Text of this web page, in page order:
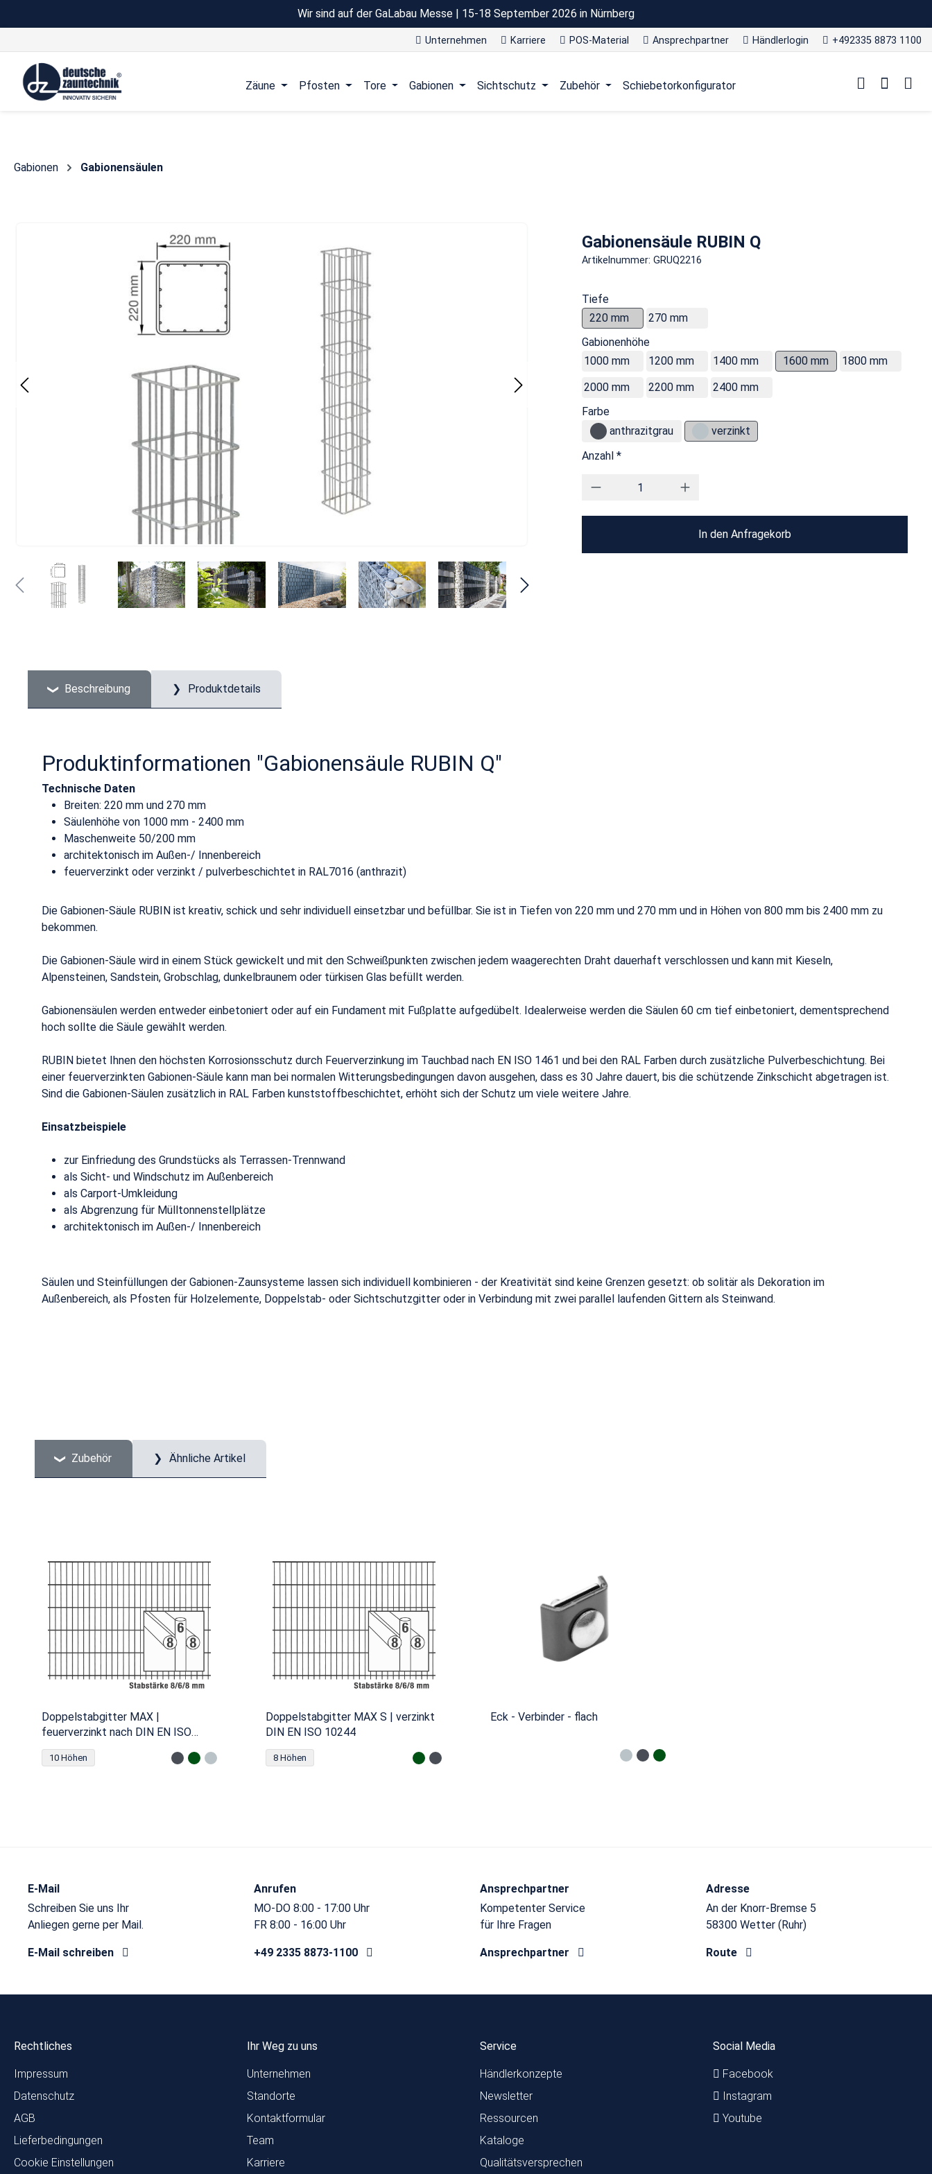
Wir sind auf der GaLabau Messe | 15-18 September 2026 in Nürnberg
Unternehmen Karriere POS-Material Ansprechpartner Händlerlogin +492335 8873 1100
Zäune Pfosten Tore Gabionen Sichtschutz Zubehör Schiebetorkonfigurator
Gabionen Gabionensäulen
Gabionensäule RUBIN Q
Artikelnummer: GRUQ2216
Tiefe
220 mm
270 mm
Gabionenhöhe
1000 mm
1200 mm 1400 mm 1600 mm
1800 mm
2000 mm
2200 mm
2400 mm
Farbe
anthrazitgrau
verzinkt
Anzahl *
In den Anfragekorb
Beschreibung Produktdetails
Produktinformationen "Gabionensäule RUBIN Q"
Technische Daten
Breiten: 220 mm und 270 mm
Säulenhöhe von 1000 mm - 2400 mm
Maschenweite 50/200 mm
architektonisch im Außen-/ Innenbereich
feuerverzinkt oder verzinkt / pulverbeschichtet in RAL7016 (anthrazit)
Die Gabionen-Säule RUBIN ist kreativ, schick und sehr individuell einsetzbar und befüllbar. Sie ist in Tiefen von 220 mm und 270 mm und in Höhen von 800 mm bis 2400 mm zu
bekommen.
Die Gabionen-Säule wird in einem Stück gewickelt und mit den Schweißpunkten zwischen jedem waagerechten Draht dauerhaft verschlossen und kann mit Kieseln,
Alpensteinen, Sandstein, Grobschlag, dunkelbraunem oder türkisen Glas befüllt werden.
Gabionensäulen werden entweder einbetoniert oder auf ein Fundament mit Fußplatte aufgedübelt. Idealerweise werden die Säulen 60 cm tief einbetoniert, dementsprechend
hoch sollte die Säule gewählt werden.
RUBIN bietet Ihnen den höchsten Korrosionsschutz durch Feuerverzinkung im Tauchbad nach EN ISO 1461 und bei den RAL Farben durch zusätzliche Pulverbeschichtung. Bei
einer feuerverzinkten Gabionen-Säule kann man bei normalen Witterungsbedingungen davon ausgehen, dass es 30 Jahre dauert, bis die schützende Zinkschicht abgetragen ist.
Sind die Gabionen-Säulen zusätzlich in RAL Farben kunststoffbeschichtet, erhöht sich der Schutz um viele weitere Jahre.
Einsatzbeispiele
zur Einfriedung des Grundstücks als Terrassen-Trennwand
als Sicht- und Windschutz im Außenbereich
als Carport-Umkleidung
als Abgrenzung für Mülltonnenstellplätze
architektonisch im Außen-/ Innenbereich
Säulen und Steinfüllungen der Gabionen-Zaunsysteme lassen sich individuell kombinieren - der Kreativität sind keine Grenzen gesetzt: ob solitär als Dekoration im
Außenbereich, als Pfosten für Holzelemente, Doppelstab- oder Sichtschutzgitter oder in Verbindung mit zwei parallel laufenden Gittern als Steinwand.
Zubehör Ähnliche Artikel
Doppelstabgitter MAX |
feuerverzinkt nach DIN EN ISO
1461
10 Höhen
Doppelstabgitter MAX S | verzinkt
DIN EN ISO 10244
8 Höhen
Eck - Verbinder - flach
E-Mail
Schreiben Sie uns Ihr
Anliegen gerne per Mail.
E-Mail schreiben
Anrufen
MO-DO 8:00 - 17:00 Uhr
FR 8:00 - 16:00 Uhr
+49 2335 8873-1100
Ansprechpartner
Kompetenter Service
für Ihre Fragen
Ansprechpartner
Adresse
An der Knorr-Bremse 5
58300 Wetter (Ruhr)
Route
Rechtliches
Impressum
Datenschutz
AGB
Lieferbedingungen
Cookie Einstellungen
Ihr Weg zu uns
Unternehmen
Standorte
Kontaktformular
Team
Karriere
Service
Händlerkonzepte
Newsletter
Ressourcen
Kataloge
Qualitätsversprechen
Social Media
Facebook
Instagram
Youtube